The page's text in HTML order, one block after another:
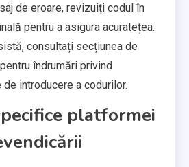
de eroare, revizuiți codul în
pentru a asigura acuratețea.
consultați secțiunea de
îndrumări privind
introducere a codurilor.
platformei